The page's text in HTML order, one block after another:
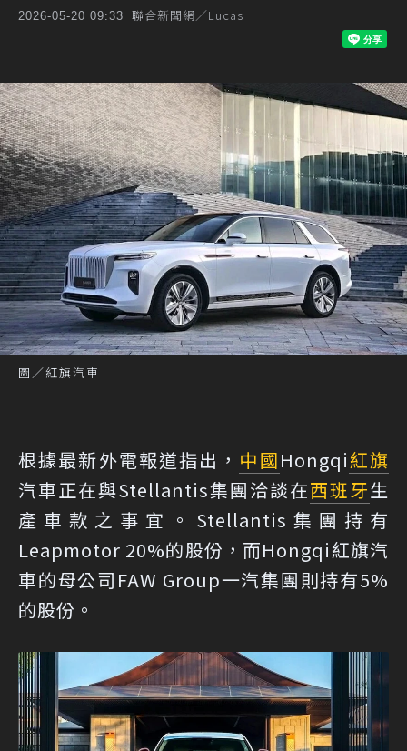
2026-05-20 09:33 聯合新聞網／Lucas
圖／紅旗汽車
根據最新外電報道指出， 中國Hongqi紅旗
汽車正在與Stellantis集團洽談在西班牙生
產車款之事宜。Stellantis集團持有
Leapmotor 20%的股份，而Hongqi紅旗汽
車的母公司FAW Group一汽集團則持有5%
的股份。